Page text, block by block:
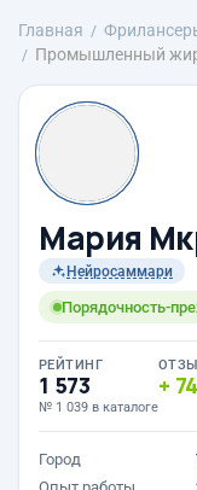
Главная
Промышленный
Mария
Нейросаммари
Порядочность-
РЕЙТИНГ
1 573
№ 1 039 в каталоге
74
Город